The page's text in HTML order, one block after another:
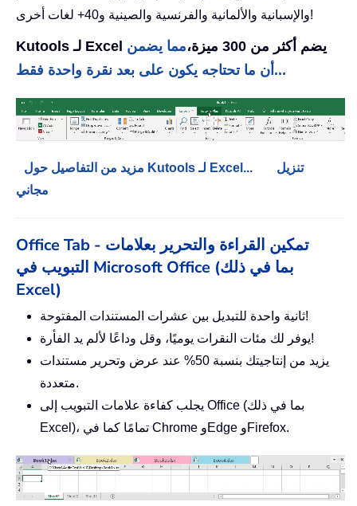
والإسبانية والألمانية والفرنسية والصينية و40+ لغات أخرى!
Kutools لـ Excel يضم أكثر من 300 ميزة،
مما يضمن
أن ما تحتاجه يكون على بعد نقرة واحدة فقط...
مزيد من التفاصيل حول Kutools لـ Excel...
تنزيل
مجاني
Office Tab - تمكين القراءة والتحرير بعلامات
التبويب في Microsoft Office (بما في ذلك
Excel)
ثانية واحدة للتبديل بين عشرات المستندات المفتوحة!
يوفر لك مئات النقرات يوميًا، وقل وداعًا لألم يد الفأرة!
يزيد من إنتاجيتك بنسبة 50% عند عرض وتحرير مستندات
متعددة.
يجلب كفاءة علامات التبويب إلى Office (بما في ذلك
Excel)، تمامًا كما في Chrome وEdge وFirefox.